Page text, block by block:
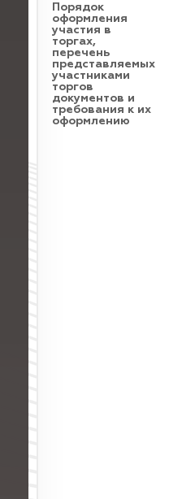
Порядок
оформления
участия в
торгах,
перечень
представляемых
участниками
торгов
документов и
требования к их
оформлению